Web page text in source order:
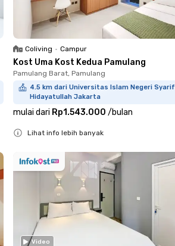
Coliving • Campur
Kost Uma Kost Kedua Pamulang
Pamulang Barat, Pamulang
4.5 km dari Universitas Islam Negeri Syarif
Hidayatullah Jakarta
mulai dari Rp1.543.000 /bulan
Lihat info lebih banyak
Video